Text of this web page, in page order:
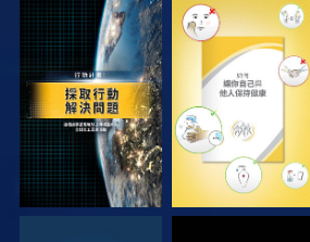
觀看 觀看